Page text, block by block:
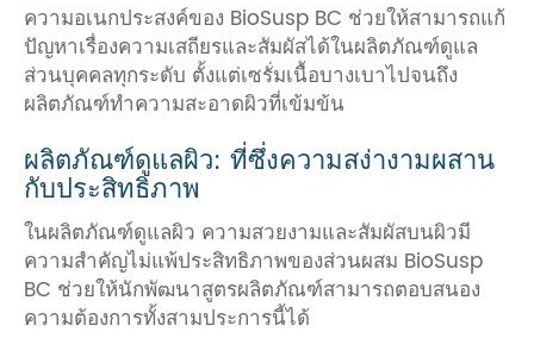
ความอเนกประสงค์ของ BioSusp BC ช่วยให้สามารถแก้
ปัญหาเรื่องความเสถียรและสัมผัสได้ในผลิตภัณฑ์ดูแล
ส่วนบุคคลทุกระดับ ตั้งแต่เซรั่มเนื้อบางเบาไปจนถึง
ผลิตภัณฑ์ทำความสะอาดผิวที่เข้มข้น
ผลิตภัณฑ์ดูแลผิว: ที่ซึ่งความสง่างามผสาน
กับประสิทธิภาพ
ในผลิตภัณฑ์ดูแลผิว ความสวยงามและสัมผัสบนผิวมี
ความสำคัญไม่แพ้ประสิทธิภาพของส่วนผสม BioSusp
BC ช่วยให้นักพัฒนาสูตรผลิตภัณฑ์สามารถตอบสนอง
ความต้องการทั้งสามประการนี้ได้